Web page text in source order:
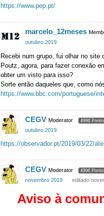
https://www.pep.pt/
marcelo_12meses
outubro 2019
Recebi num grupo, fui olhar no site
Poutz, agora, para fazer conexão
obter um visto para isso?
Sorte então daqueles que, como
https://www.bbc.com/portuguese/
CEGV Moderator 4996
outubro 2019
https://observador.pt/2019/03/22/
CEGV Moderator 4996
novembro 2019 editado
Aviso à